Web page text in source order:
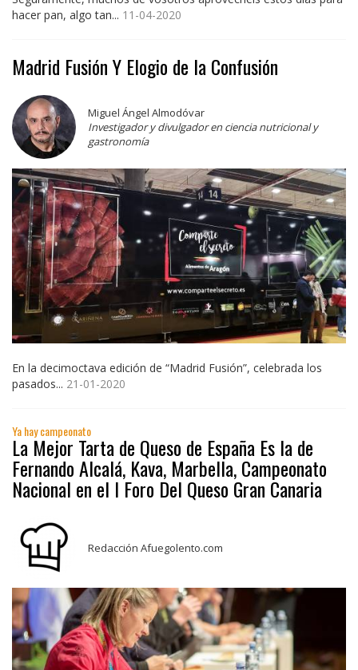
hacer pan, algo tan... 11-04-2020
Madrid Fusión Y Elogio de la Confusión
Miguel Ángel Almodóvar
Investigador y divulgador en ciencia nutricional y
gastronomía
En la decimoctava edición de “Madrid Fusión”, celebrada los
pasados... 21-01-2020
Ya hay campeonato
La Mejor Tarta de Queso de España Es la de
Fernando Alcalá, Kava, Marbella, Campeonato
Nacional en el I Foro Del Queso Gran Canaria
Redacción Afuegolento.com